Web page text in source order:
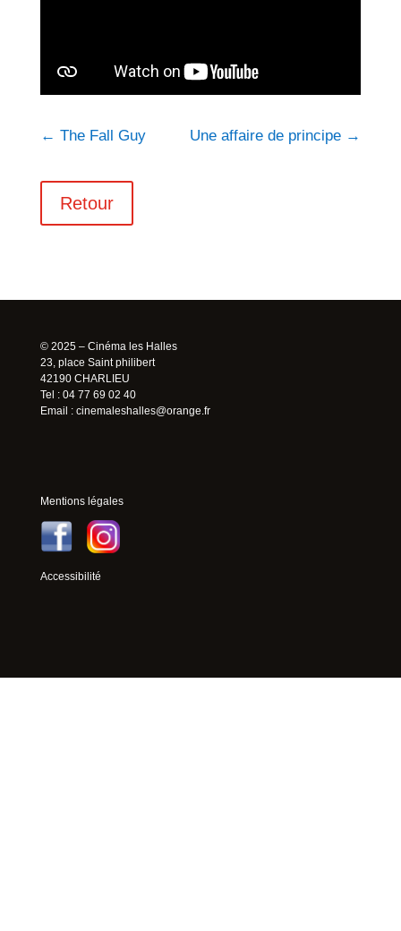
← The Fall Guy Une affaire de principe →
Retour
© 2025 – Cinéma les Halles
23, place Saint philibert
42190 CHARLIEU
Tel : 04 77 69 02 40
Email : cinemaleshalles@orange.fr
Mentions légales
Accessibilité